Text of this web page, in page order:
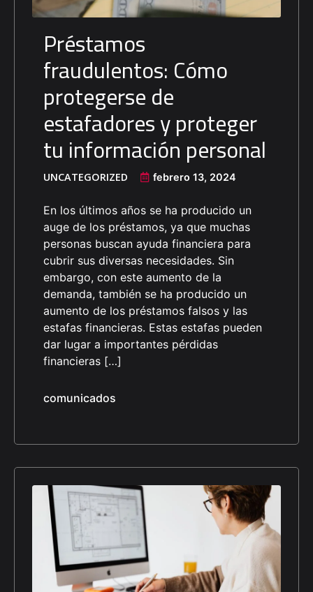
Préstamos
fraudulentos: Cómo
protegerse de
estafadores y proteger
tu información personal
UNCATEGORIZED febrero 13, 2024
En los últimos años se ha producido un
auge de los préstamos, ya que muchas
personas buscan ayuda financiera para
cubrir sus diversas necesidades. Sin
embargo, con este aumento de la
demanda, también se ha producido un
aumento de los préstamos falsos y las
estafas financieras. Estas estafas pueden
dar lugar a importantes pérdidas
financieras […]
comunicados